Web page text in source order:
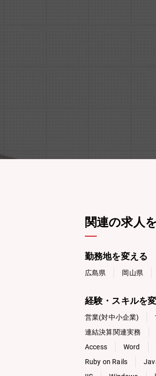
関連の求人
勤務地を変える
広島県 岡山県
経験・スキルを
営業(対中小企業)
連結決算関連実務
Access
Word
Ruby on Rails